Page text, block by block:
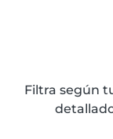
Filtra según